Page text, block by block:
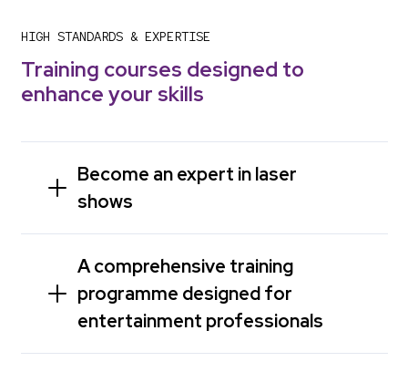
HIGH STANDARDS & EXPERTISE
Training courses designed to
enhance your skills
Become an expert in laser
shows
A comprehensive training
programme designed for
entertainment professionals